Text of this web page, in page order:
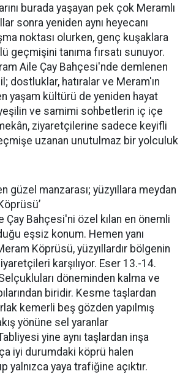
burada yaşayan pek çok Meramlı
sonra yeniden aynı heyecanı
noktası olurken, genç kuşaklara
geçmişini tanıma fırsatı sunuyor.
Aile Çay Bahçesi'nde demlenen
dostluklar, hatıralar ve Meram'ın
yaşam kültürü de yeniden hayat
ve samimi sohbetlerin iç içe
ziyaretçilerine sadece keyifli
uzanan unutulmaz bir yolculuk
güzel manzarası; yüzyıllara meydan
Çay Bahçesi'ni özel kılan en önemli
eşsiz konum. Hemen yanı
Köprüsü, yüzyıllardır bölgenin
karşılıyor. Eser 13.-14.
döneminden kalma ve
biridir. Kesme taşlardan
kemerli beş gözden yapılmış
yönüne sel yaranlar
yine aynı taşlardan inşa
iyi durumdaki köprü halen
yalnızca yaya trafiğine açıktır.